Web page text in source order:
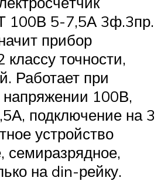
100В 5-7,5А 3ф.3пр.
прибор
точности,
Работает при
100В,
подключение на 3
устройство
семиразрядное,
на din-рейку.